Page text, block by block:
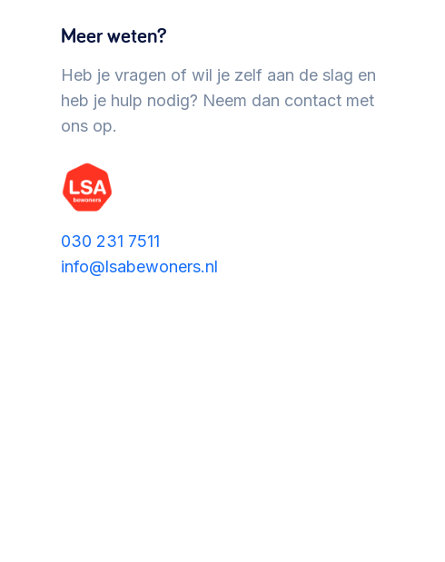
Meebeslissen
Uitdaagrecht, gemeenschapsfondsen, lokale
Meer weten?
Heb je vragen of wil je zelf aan de slag en
heb je hulp nodig? Neem dan contact met
ons op.
030 231 7511
info@lsabewoners.nl